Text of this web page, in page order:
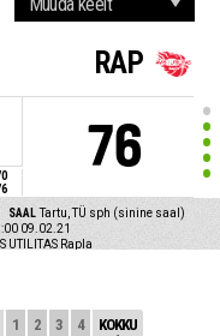
RAP
76
SAAL Tartu, TÜ sph (sinine saal)
09.02.21
UTILITAS Rapla
1 2 3 4 KOKKU